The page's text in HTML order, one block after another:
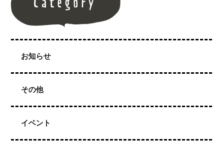
お知らせ
その他
イベント